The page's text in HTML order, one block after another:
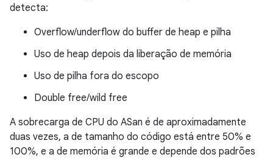
detecta:
Overflow/underflow do buffer de heap e pilha
Uso de heap depois da liberação de memória
Uso de pilha fora do escopo
Double free/wild free
A sobrecarga de CPU do ASan é de aproximadamente
duas vezes, a de tamanho do código está entre 50% e
100%, e a de memória é grande e depende dos padrões